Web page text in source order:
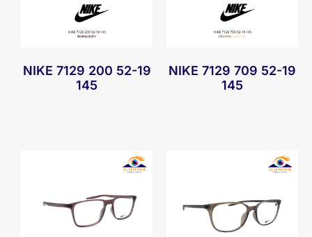
NIKE 7129 200 52-19
145
NIKE 7129 709 52-19
145